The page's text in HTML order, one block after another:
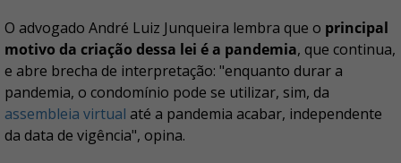
O advogado André Luiz Junqueira lembra que o principal
motivo da criação dessa lei é a pandemia, que continua,
e abre brecha de interpretação: "enquanto durar a
pandemia, o condomínio pode se utilizar, sim, da
assembleia virtual até a pandemia acabar, independente
da data de vigência", opina.